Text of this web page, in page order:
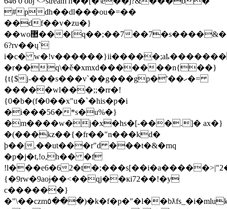
#pdh��dl���ou�=��
��df��v�zu�}
��wo޺�� �[q��;��7
6?rv��ų`
i�c�
�r��q\�ě�xmxd�������n{��}
{t{$j-���s���v`��g���gp�'��ހ�=
�����wl���;;�rr�!
{0�b�(f�0��x"u�`�his�р�i
�i���56�*s�u%�}
�m����w�j�x�hs�[-���.]� ax�}
�(���kz��{�fr��"n���kd�
þ��|,��ut���r"d ���t�&�rnq
�p�j�t,!o,h�� �f
!l���e6�6
{�9rw�9aoɉ��<��qj��кi72��!�y
c������}
�"\��czm٥���)�k�f�p�"�l��bƛfs_�i�mluk1